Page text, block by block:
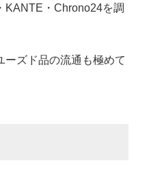
KANTE・Chrono24を調
ーズド品の流通も極めて